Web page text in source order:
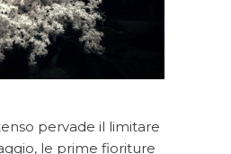
pervade il limitare
le prime fioriture